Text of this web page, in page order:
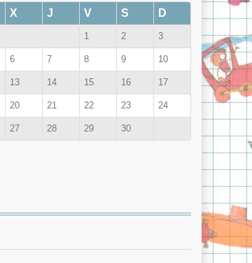
X J V S D
1 2 3
6 7 8 9 10
13 14 15 16 17
20 21 22 23 24
27 28 29 30